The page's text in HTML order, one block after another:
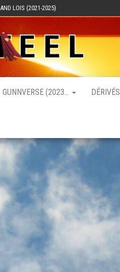
LOIS (2021-2025)
Steel –
GUNNVERSE (2023… DÉRIVÉS